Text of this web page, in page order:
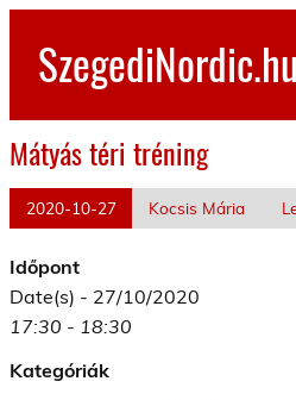
Skip
contentSzegediNordic.hu
Mátyás téri tréning
2020-10-27 Kocsis Mária
Időpont
Date(s) - 27/10/2020
17:30 - 18:30
Kategóriák